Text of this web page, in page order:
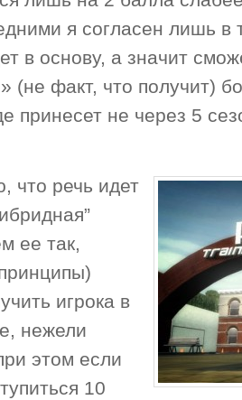
я согласен лишь в
в основу, а значит
(не факт, что получит)
принесет не через 5
что речь идет
ее так,
игрока в
нежели
этом если
10